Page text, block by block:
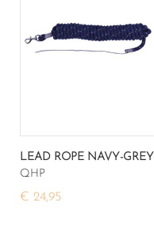
LEAD ROPE NAVY-GREY
QHP
€ 24,95